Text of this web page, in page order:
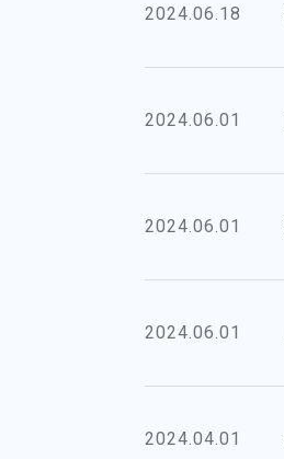
2024.06.18
2024.06.01
2024.06.01
2024.06.01
2024.04.01